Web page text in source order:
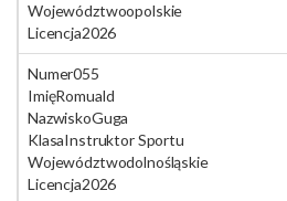
Województwoopolskie
Licencja2026
Numer055
ImięRomuald
NazwiskoGuga
KlasaInstruktor Sportu
Województwodolnośląskie
Licencja2026